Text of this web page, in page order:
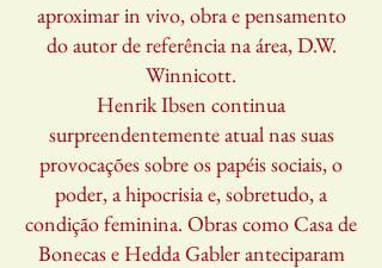
aproximar in vivo, obra e pensamento
do autor de referência na área, D.W.
Winnicott.
Henrik Ibsen continua
surpreendentemente atual nas suas
provocações sobre os papéis sociais, o
poder, a hipocrisia e, sobretudo, a
condição feminina. Obras como Casa de
Bonecas e Hedda Gabler anteciparam